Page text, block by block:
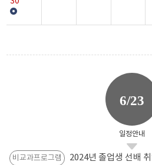
6/23
일정안내
비교과프로그램 2024년 졸업생 선배